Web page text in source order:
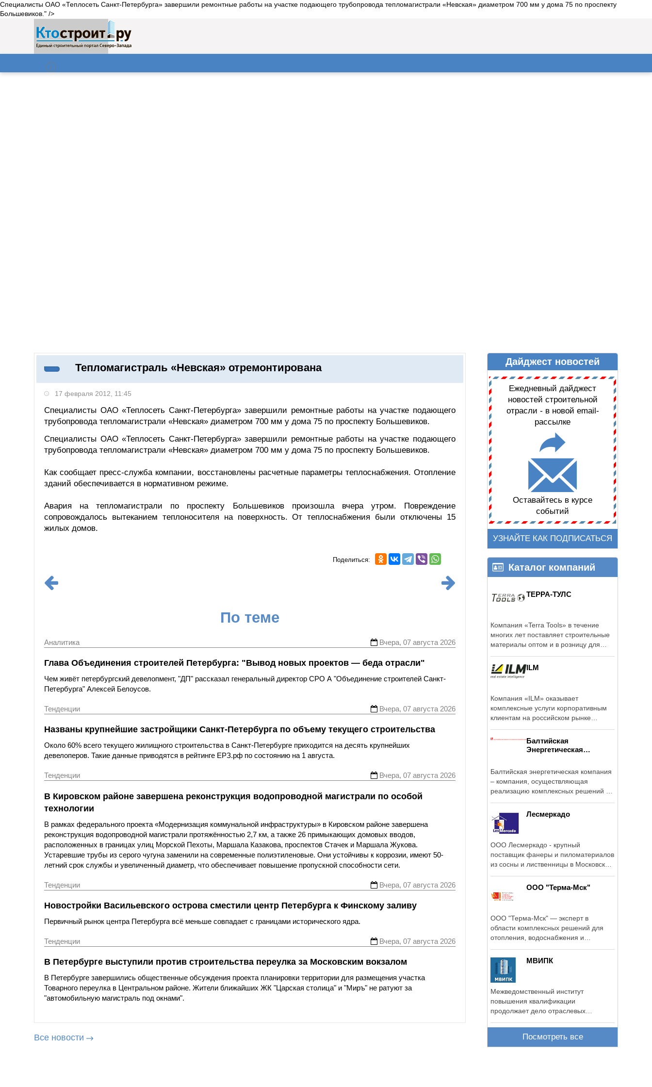
Специалисты ОАО «Теплосеть Санкт-Петербурга» завершили ремонтные работы на участке подающего трубопровода тепломагистрали «Невская» диаметром 700 мм у дома 75 по проспекту
Большевиков." />
Поиск
ДАЙДЖЕСТ НОВОСТЕЙ
Тепломагистраль «Невская» отремонтирована
17 февраля 2012, 11:45
Специалисты ОАО «Теплосеть Санкт-Петербурга» завершили ремонтные работы на участке подающего
трубопровода тепломагистрали «Невская» диаметром 700 мм у дома 75 по проспекту Большевиков.
Специалисты ОАО «Теплосеть Санкт-Петербурга» завершили ремонтные работы на участке подающего
трубопровода тепломагистрали «Невская» диаметром 700 мм у дома 75 по проспекту Большевиков.
Как сообщает пресс-служба компании, восстановлены расчетные параметры теплоснабжения. Отопление
зданий обеспечивается в нормативном режиме.
Авария на тепломагистрали по проспекту Большевиков произошла вчера утром. Повреждение
сопровождалось вытеканием теплоносителя на поверхность. От теплоснабжения были отключены 15
жилых домов.
Поделиться:
По теме
Аналитика Вчера, 07 августа 2026
Глава Объединения строителей Петербурга: "Вывод новых проектов — беда отрасли"
Чем живёт петербургский девелопмент, "ДП" рассказал генеральный директор СРО А "Объединение строителей Санкт-
Петербурга" Алексей Белоусов.
Тенденции Вчера, 07 августа 2026
Названы крупнейшие застройщики Санкт-Петербурга по объему текущего строительства
Около 60% всего текущего жилищного строительства в Санкт-Петербурге приходится на десять крупнейших
девелоперов. Такие данные приводятся в рейтинге ЕРЗ.рф по состоянию на 1 августа.
Тенденции Вчера, 07 августа 2026
В Кировском районе завершена реконструкция водопроводной магистрали по особой
технологии
В рамках федерального проекта «Модернизация коммунальной инфраструктуры» в Кировском районе завершена
реконструкция водопроводной магистрали протяжённостью 2,7 км, а также 26 примыкающих домовых вводов,
расположенных в границах улиц Морской Пехоты, Маршала Казакова, проспектов Стачек и Маршала Жукова.
Устаревшие трубы из серого чугуна заменили на современные полиэтиленовые. Они устойчивы к коррозии, имеют 50-
летний срок службы и увеличенный диаметр, что обеспечивает повышение пропускной способности сети.
Тенденции Вчера, 07 августа 2026
Новостройки Васильевского острова сместили центр Петербурга к Финскому заливу
Первичный рынок центра Петербурга всё меньше совпадает с границами исторического ядра.
Тенденции Вчера, 07 августа 2026
В Петербурге выступили против строительства переулка за Московским вокзалом
В Петербурге завершились общественные обсуждения проекта планировки территории для размещения участка
Товарного переулка в Центральном районе. Жители ближайших ЖК "Царская столица" и "Миръ" не ратуют за
"автомобильную магистраль под окнами".
Все новости
Дайджест новостей
Ежедневный дайджест
новостей строительной
отрасли - в новой email-
рассылке
Оставайтесь в курсе
событий
УЗНАЙТЕ КАК ПОДПИСАТЬСЯ
Каталог компаний
ТЕРРА-ТУЛС
Компания «Terra Tools» в течение
многих лет поставляет строительные
материалы оптом и в розницу для
ILM
Компания «ILM» оказывает
комплексные услуги корпоративным
клиентам на российском рынке
Балтийская
Энергетическая
Балтийская энергетическая компания
– компания, осуществляющая
реализацию комплексных решений в
Лесмеркадо
ООО Лесмеркадо - крупный
поставщик фанеры и пиломатериалов
из сосны и лиственницы в Московском
ООО "Терма-Мск"
ООО "Терма-Мск" — эксперт в
области комплексных решений для
отопления, водоснабжения и
МВИПК
Межведомственный институт
повышения квалификации
продолжает дело отраслевых
Посмотреть все